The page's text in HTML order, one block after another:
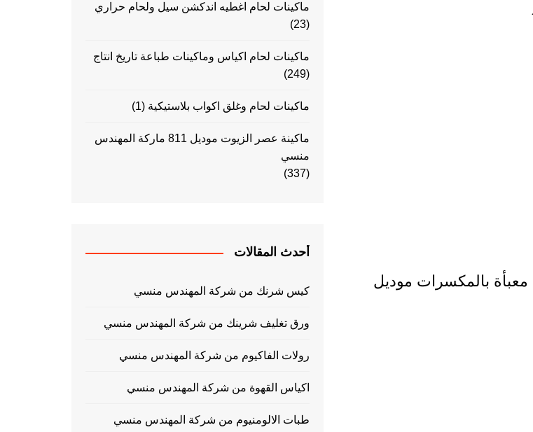
معبأة بالمكسرات موديل
ماكينات لحام اغطيه اندكشن سيل ولحام حراري
(23)
ماكينات لحام اكياس وماكينات طباعة تاريخ انتاج
(249)
ماكينات لحام وغلق اكواب بلاستيكية (1)
ماكينة عصر الزيوت موديل 811 ماركة المهندس
منسي
(337)
أحدث المقالات
كيس شرنك من شركة المهندس منسي
ورق تغليف شرينك من شركة المهندس منسي
رولات الفاكيوم من شركة المهندس منسي
اكياس القهوة من شركة المهندس منسي
طبات الالومنيوم من شركة المهندس منسي